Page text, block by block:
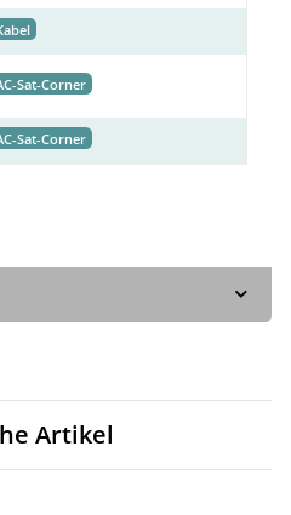
Sat-Corner
Sat-Corner
Artikel